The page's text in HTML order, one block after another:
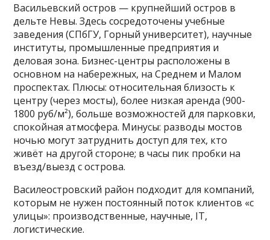
Васильевский остров — крупнейший остров в
дельте Невы. Здесь сосредоточены учебные
заведения (СПбГУ, Горный университет), научные
институты, промышленные предприятия и
деловая зона. Бизнес-центры расположены в
основном на набережных, на Среднем и Малом
проспектах. Плюсы: относительная близость к
центру (через мосты), более низкая аренда (900-
1800 руб/м²), больше возможностей для парковки,
спокойная атмосфера. Минусы: разводы мостов
ночью могут затруднить доступ для тех, кто
живёт на другой стороне; в часы пик пробки на
въезд/выезд с острова.
Василеостровский район подходит для компаний,
которым не нужен постоянный поток клиентов «с
улицы»: производственные, научные, IT,
логистические.